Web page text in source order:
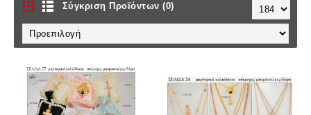
Σύγκριση Προϊόντων (0)